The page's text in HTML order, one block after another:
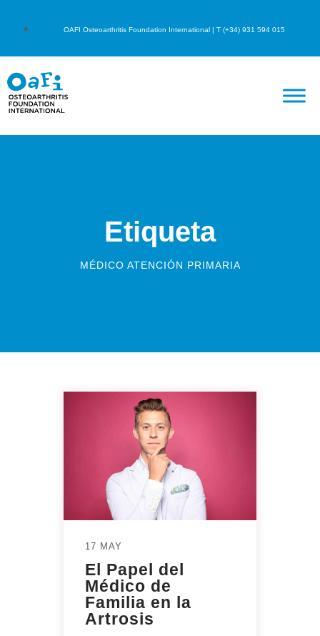
OAFI Osteoarthritis Foundation International | T (+34) 931 594 015
Etiqueta
MÉDICO ATENCIÓN PRIMARIA
17 MAY
El Papel del
Médico de
Familia en la
Artrosis